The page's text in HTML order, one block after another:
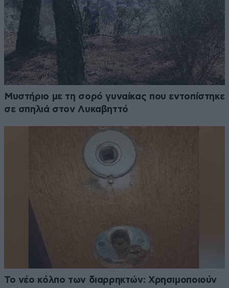
Μυστήριο με τη σορό γυναίκας που εντοπίστηκε
σε σπηλιά στον Λυκαβηττό
Το νέο κόλπο των διαρρηκτών: Χρησιμοποιούν